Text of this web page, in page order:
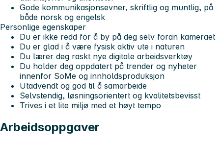
Gode kommunikasjonsevner, skriftlig og muntlig, på
både norsk og engelsk
Personlige egenskaper
Du er ikke redd for å by på deg selv foran kameraet
Du er glad i å være fysisk aktiv ute i naturen
Du lærer deg raskt nye digitale arbeidsverktøy
Du holder deg oppdatert på trender og nyheter
innenfor SoMe og innholdsproduksjon
Utadvendt og god til å samarbeide
Selvstendig, løsningsorientert og kvalitetsbevisst
Trives i et lite miljø med et høyt tempo
Arbeidsoppgaver